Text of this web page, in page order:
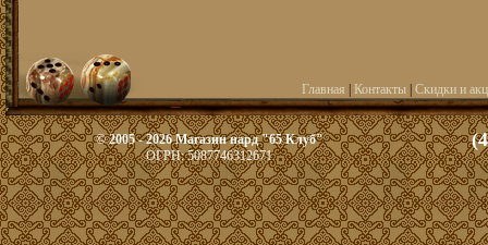
Главная Контакты| Скидки и
© 2005 - 2026 Магазин нард "65 Клуб"
ОГРН: 5087746312671